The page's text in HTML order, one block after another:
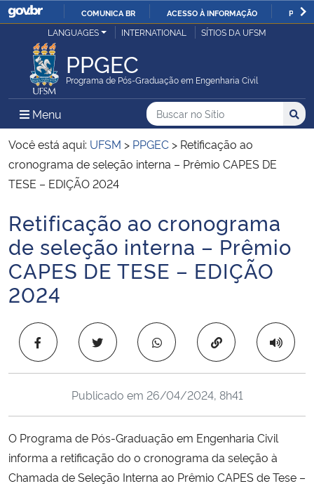
IR
COMUNICA BR ACESSO À INFORMAÇÃO
Ministério da Justiça e Segurança Pública
Ministério da Defesa
Ministério das Relações Exteriores
Ministério da Economia
Ministério da Infraestrutura
Ministério da Agricultura, Pecuária e Abastecimento
Ministério da Educação
Ministério da Cidadania
Ministério da Saúde
Ministério de Minas e Energia
Ministério da Ciência, Tecnologia, Inovações e Comunicações
Ministério do Meio Ambiente
LANGUAGES INTERNATIONAL SÍTIOS DA UFSM
PPGEC
Programa de Pós-Graduação em Engenharia Civil
Menu Menu Principal do Sítio
Busca
Buscar no no Sítio
Busca:
Você está aqui: UFSM > PPGEC > Retificação ao
cronograma de seleção interna – Prêmio CAPES DE
TESE – EDIÇÃO 2024
Início do conteúdo
Retificação ao cronograma
de seleção interna – Prêmio
CAPES DE TESE – EDIÇÃO
2024
Copiar para área
Publicado em 26/04/2024, 8h41
O Programa de Pós-Graduação em Engenharia Civil
informa a retificação do o cronograma da seleção à
Chamada de Seleção Interna ao Prêmio CAPES de Tese –